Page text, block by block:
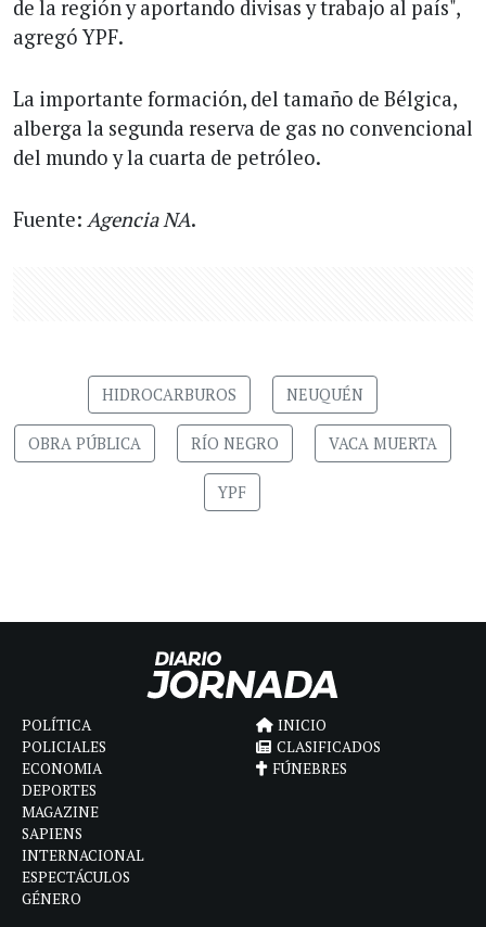
de la región y aportando divisas y trabajo al país",
agregó YPF.
La importante formación, del tamaño de Bélgica,
alberga la segunda reserva de gas no convencional
del mundo y la cuarta de petróleo.
Fuente: Agencia NA.
HIDROCARBUROS NEUQUÉN
OBRA PÚBLICA RÍO NEGRO VACA MUERTA
YPF
POLÍTICA
POLICIALES
ECONOMIA
DEPORTES
MAGAZINE
SAPIENS
INTERNACIONAL
ESPECTÁCULOS
GÉNERO
INICIO
CLASIFICADOS
FÚNEBRES